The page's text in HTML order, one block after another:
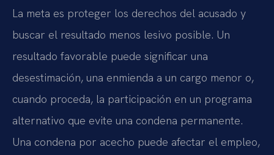
La meta es proteger los derechos del acusado y
buscar el resultado menos lesivo posible. Un
resultado favorable puede significar una
desestimación, una enmienda a un cargo menor o,
cuando proceda, la participación en un programa
alternativo que evite una condena permanente.
Una condena por acecho puede afectar el empleo,